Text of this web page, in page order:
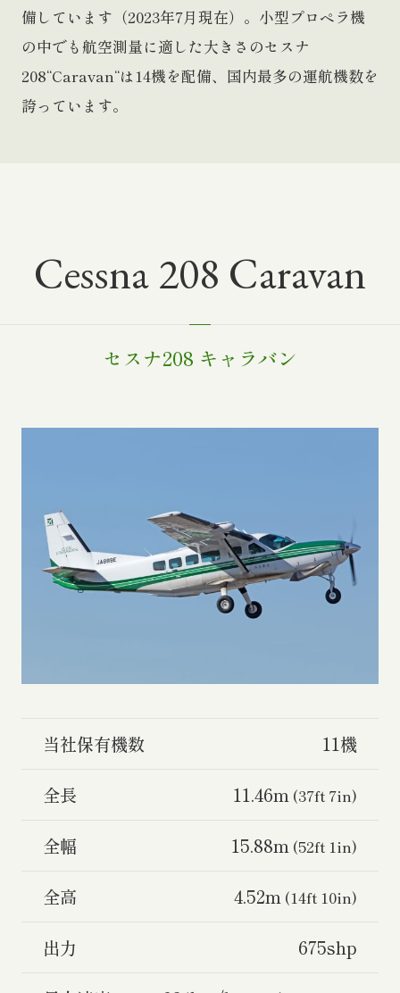
備しています（2023年7月現在）。小型プロペラ機
の中でも航空測量に適した大きさのセスナ
208“Caravan“は14機を配備、国内最多の運航機数を
誇っています。
Cessna 208 Caravan
セスナ208 キャラバン
当社保有機数 11機
全長 11.46m (37ft 7in)
全幅 15.88m (52ft 1in)
全高 4.52m (14ft 10in)
出力 675shp